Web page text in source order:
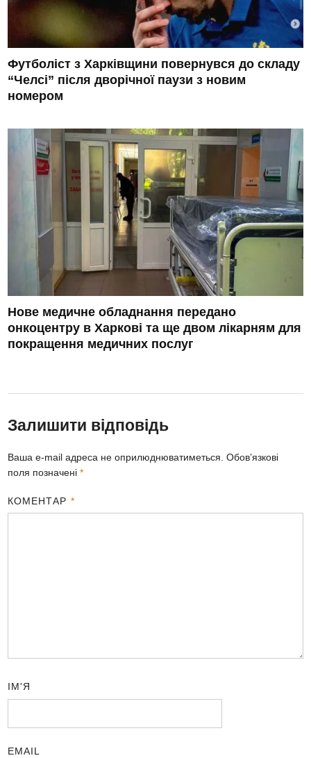
Футболіст з Харківщини повернувся до складу
“Челсі” після дворічної паузи з новим
номером
Нове медичне обладнання передано
онкоцентру в Харкові та ще двом лікарням для
покращення медичних послуг
Залишити відповідь
Ваша e-mail адреса не оприлюднюватиметься. Обов’язкові
поля позначені*
КОМЕНТАР *
ІМ'Я
EMAIL